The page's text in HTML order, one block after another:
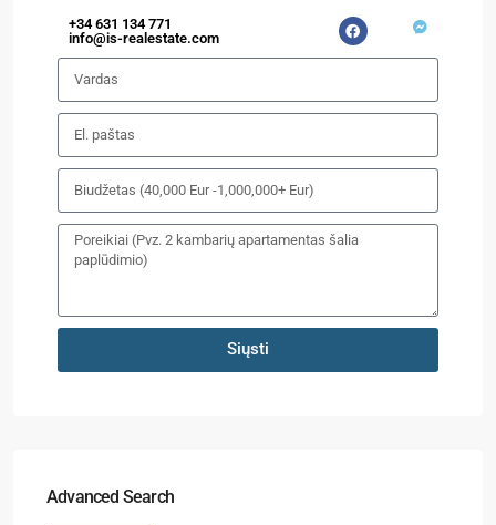
+34 631 134 771
info@is-realestate.com
Siųsti
Advanced Search